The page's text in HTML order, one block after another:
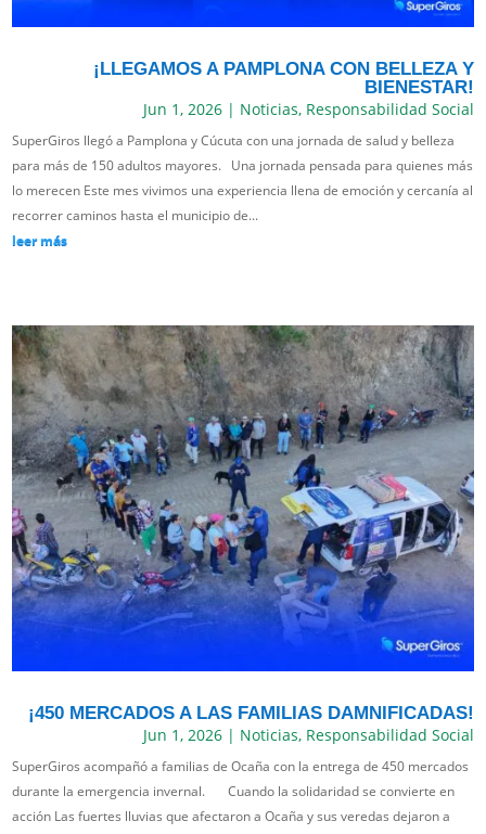
¡LLEGAMOS A PAMPLONA CON BELLEZA Y
BIENESTAR!
Jun 1, 2026| Noticias, Responsabilidad Social
SuperGiros llegó a Pamplona y Cúcuta con una jornada de salud y belleza
para más de 150 adultos mayores. Una jornada pensada para quienes más
lo merecen Este mes vivimos una experiencia llena de emoción y cercanía al
recorrer caminos hasta el municipio de...
leer más
¡450 MERCADOS A LAS FAMILIAS DAMNIFICADAS!
Jun 1, 2026| Noticias, Responsabilidad Social
SuperGiros acompañó a familias de Ocaña con la entrega de 450 mercados
durante la emergencia invernal. Cuando la solidaridad se convierte en
acción Las fuertes lluvias que afectaron a Ocaña y sus veredas dejaron a